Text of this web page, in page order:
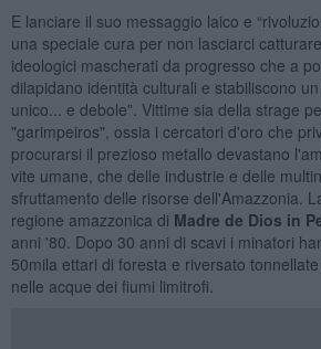
E lanciare il suo messaggio laico e
una speciale cura per non lasciarci
ideologici mascherati da progresso che a
dilapidano identità culturali e stabiliscono
unico... e debole”. Vittime sia della strage
"garimpeiros", ossia i cercatori d'oro che
procurarsi il prezioso metallo devastano
vite umane, che delle industrie e delle
sfruttamento delle risorse dell'Amazzonia.
regione amazzonica di Madre de Dios in
anni '80. Dopo 30 anni di scavi i minatori
50mila ettari di foresta e riversato
nelle acque dei fiumi limitrofi.